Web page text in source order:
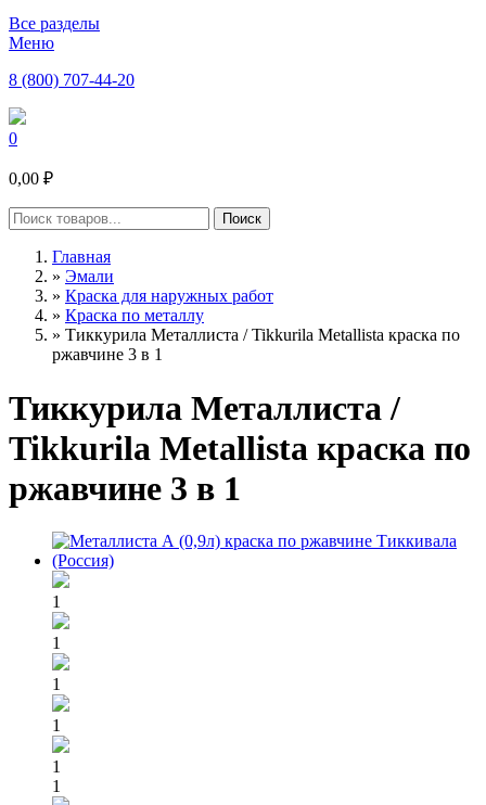
Все разделы
Меню
8 (800) 707-44-20
0
0,00 ₽
Главная
» Эмали
» Краска для наружных работ
» Краска по металлу
» Тиккурила Металлиста / Tikkurila Metallista краска по
ржавчине 3 в 1
Тиккурила Металлиста /
Tikkurila Metallista краска по
ржавчине 3 в 1
1
1
1
1
1
1